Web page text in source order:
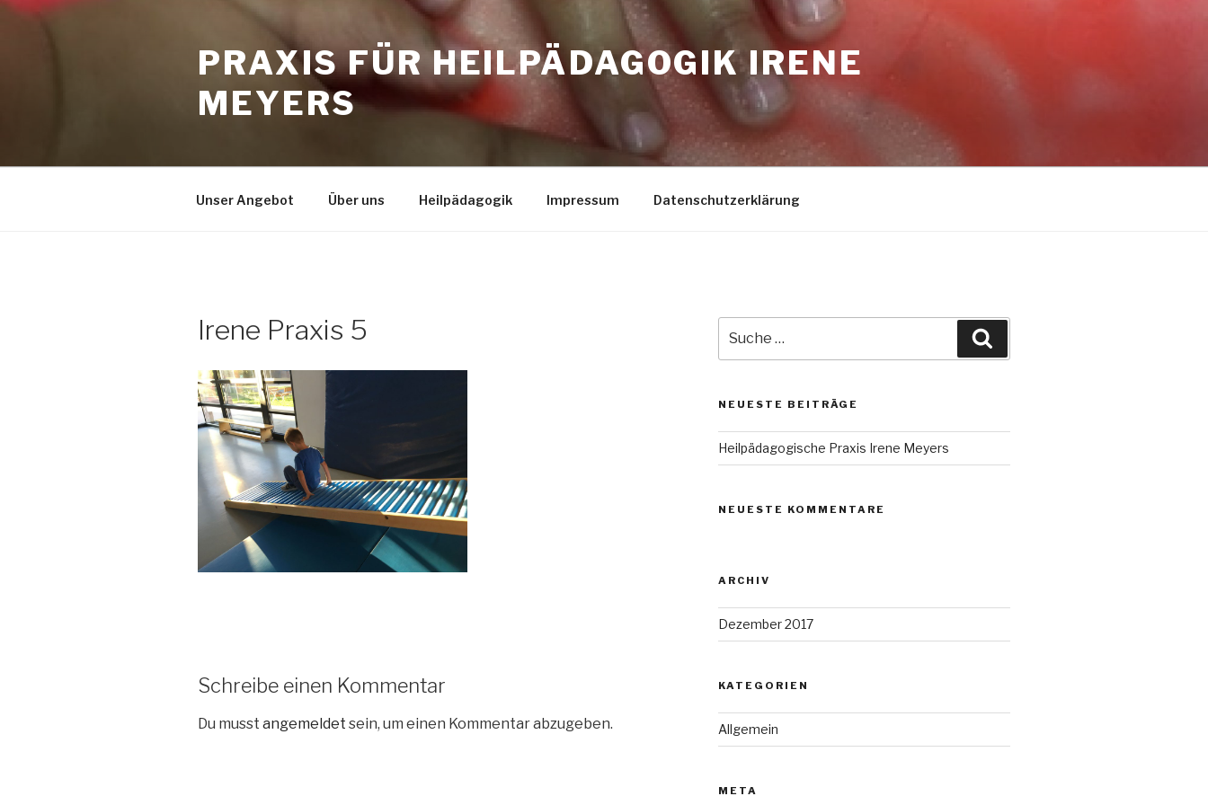
Zum
PRAXIS FÜR HEILPÄDAGOGIK IRENE
MEYERS
Unser Angebot Über uns Heilpädagogik Impressum Datenschutzerklärung
Irene Praxis 5
Schreibe einen Kommentar
Du musst angemeldet sein, um einen Kommentar abzugeben.
nach:
NEUESTE BEITRÄGE
Heilpädagogische Praxis Irene Meyers
NEUESTE KOMMENTARE
ARCHIV
Dezember 2017
KATEGORIEN
Allgemein
META